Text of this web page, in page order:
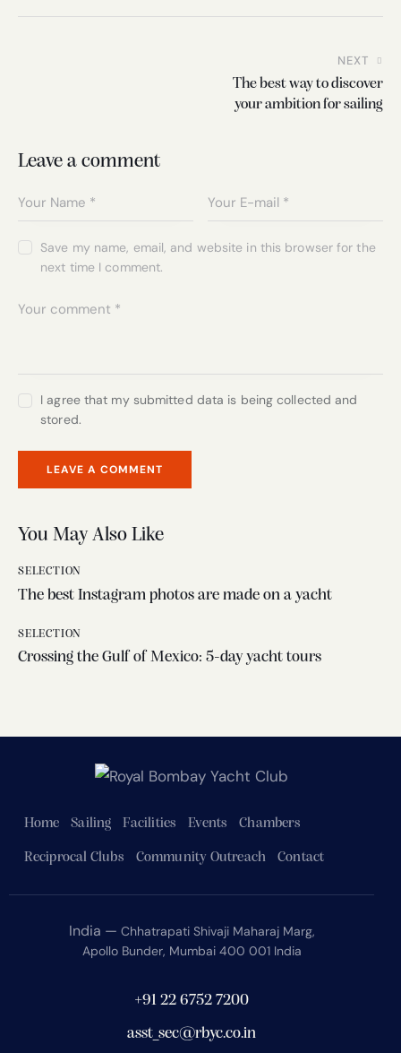
NEXT
The best way to discover
your ambition for sailing
Leave a comment
Save my name, email, and website in this browser for the
next time I comment.
I agree that my submitted data is being collected and
stored.
You May Also Like
SELECTION
The best Instagram photos are made on a yacht
SELECTION
Crossing the Gulf of Mexico: 5-day yacht tours
Home Sailing Facilities Events Chambers
Reciprocal Clubs Community Outreach Contact
India — Chhatrapati Shivaji Maharaj Marg,
Apollo Bunder, Mumbai 400 001 India
+91 22 6752 7200
asst_sec@rbyc.co.in